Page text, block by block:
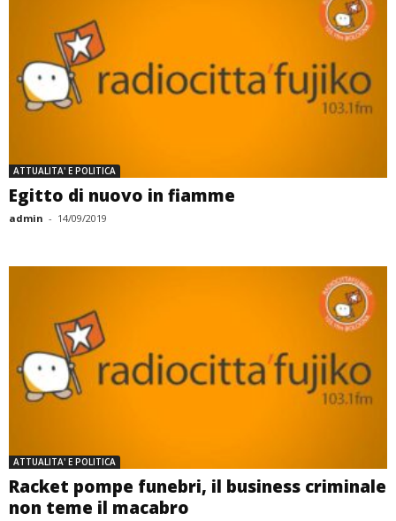
ATTUALITA' E POLITICA
Egitto di nuovo in fiamme
admin - 14/09/2019
ATTUALITA' E POLITICA
Racket pompe funebri, il business criminale
non teme il macabro